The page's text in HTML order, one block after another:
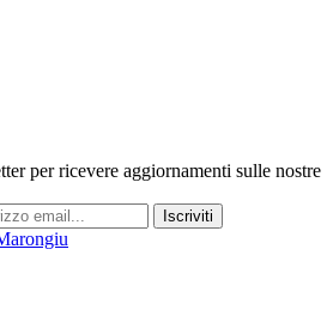
per ricevere aggiornamenti sulle nostre
Iscriviti